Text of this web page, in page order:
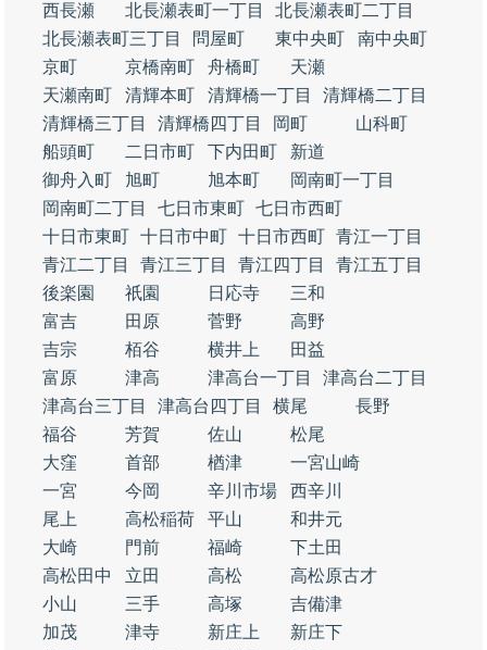
西長瀬
北長瀬表町一丁目
北長瀬表町二丁目
北長瀬表町三丁目
問屋町 東中央町
南中央町
京町
京橋南町 舟橋町
天瀬
天瀬南町
清輝本町 清輝橋一丁目
清輝橋二丁目
清輝橋三丁目
清輝橋四丁目 岡町
山科町
船頭町
二日市町 下内田町
新道
御舟入町
旭町 旭本町
岡南町一丁目
岡南町二丁目
七日市東町 七日市西町
十日市東町 十日市中町 十日市西町 青江一丁目
青江二丁目
青江三丁目 青江四丁目
青江五丁目
後楽園
祇園 日応寺
三和
富吉
田原 菅野
高野
吉宗
栢谷 横井上
田益
富原
津高 津高台一丁目
津高台二丁目
津高台三丁目
津高台四丁目 横尾
長野
福谷
芳賀 佐山
松尾
大窪
首部 楢津
一宮山崎
一宮
今岡 辛川市場
西辛川
尾上
高松稲荷 平山
和井元
大崎
門前 福崎
下土田
高松田中
立田 高松
高松原古才
小山
三手 高塚
吉備津
加茂
津寺 新庄上
新庄下